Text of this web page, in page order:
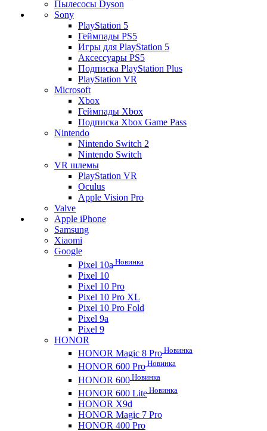
Пылесосы Dyson
Sony
PlayStation 5
Геймпады PS5
Игры для PlayStation 5
Аксессуары PS5
Подписка PlayStation Plus
PlayStation VR
Microsoft
Xbox
Геймпады Xbox
Подписка Xbox Game Pass
Nintendo
Nintendo Switch 2
Nintendo Switch
VR шлемы
PlayStation VR
Oculus
Apple Vision Pro
Valve
Apple iPhone
Samsung
Xiaomi
Google
Pixel 10a Новинка
Pixel 10
Pixel 10 Pro
Pixel 10 Pro XL
Pixel 10 Pro Fold
Pixel 9a
Pixel 9
HONOR
HONOR Magic 8 Pro Новинка
HONOR 600 Pro Новинка
HONOR 600 Новинка
HONOR 600 Lite Новинка
HONOR X9d
HONOR Magic 7 Pro
HONOR 400 Pro